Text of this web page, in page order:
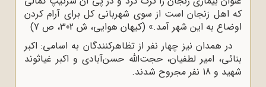
که اهل زنجان است از سوى شهربانى کل براى آرام کردن
اوضاع به این شهر آمد.» (کیهان هوایى، ش 302، ص 7)
در همدان نیز چهار نفر از تظاهرکنندگان به اسامی: اکبر
بنائى، امیر لطفیان، حجت‌الله حسن‌آبادى و اکبر غیاثوند
شهید و 18 نفر مجروح شدند.